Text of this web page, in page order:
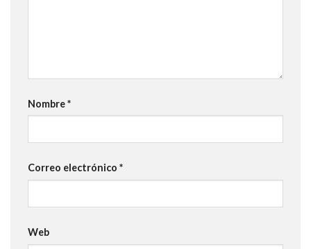
Nombre*
Correo electrónico *
Web